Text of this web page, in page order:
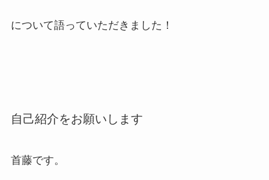
について語っていただきました！
自己紹介をお願いします
首藤です。